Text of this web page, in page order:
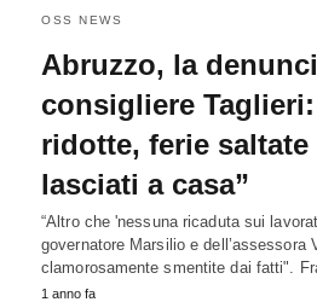
OSS NEWS
Abruzzo, la
consigliere
ridotte, ferie saltate
lasciati a casa”
“Altro che 'nessuna ricaduta sui
governatore Marsilio e dell’assessora
clamorosamente smentite dai fatti".
1 anno fa